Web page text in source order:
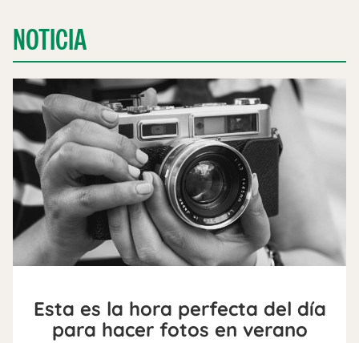
NOTICIA
Esta es la hora perfecta del día
para hacer fotos en verano